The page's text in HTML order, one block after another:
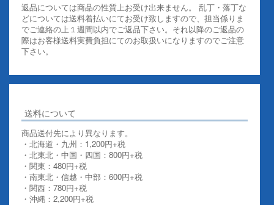
返品については商品の性質上お受け出来ません。 乱丁・落丁な
どについては送料着払いにてお受け致しますので、担当係りま
でご連絡の上１週間以内でご返品下さい。それ以降のご返品の
際はお客様送料実費負担にてのお取扱いになりますのでご注意
下さい。
送料について
商品送付先により異なります。
・北海道・九州：1,200円+税
・北東北・中国・四国：800円+税
・関東：480円+税
・南東北・信越・中部：600円+税
・関西：780円+税
・沖縄：2,200円+税